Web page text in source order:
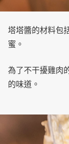
塔塔醬的材料包
蜜。
為了不干擾雞肉
的味道。